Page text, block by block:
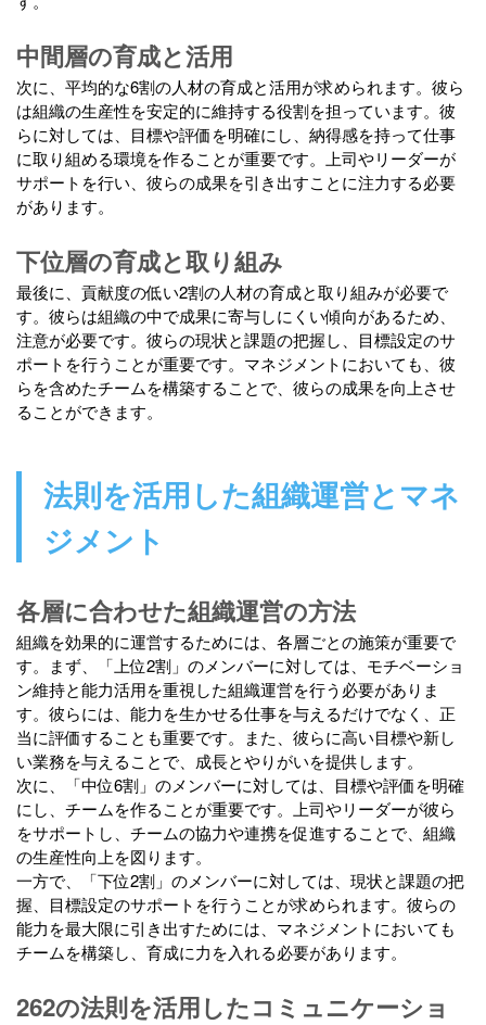
中間層の育成と活用
次に、平均的な6割の人材の育成と活用が求められます。彼ら
は組織の生産性を安定的に維持する役割を担っています。彼
らに対しては、目標や評価を明確にし、納得感を持って仕事
に取り組める環境を作ることが重要です。上司やリーダーが
サポートを行い、彼らの成果を引き出すことに注力する必要
があります。
下位層の育成と取り組み
最後に、貢献度の低い2割の人材の育成と取り組みが必要で
す。彼らは組織の中で成果に寄与しにくい傾向があるため、
注意が必要です。彼らの現状と課題の把握し、目標設定のサ
ポートを行うことが重要です。マネジメントにおいても、彼
らを含めたチームを構築することで、彼らの成果を向上させ
ることができます。
法則を活用した組織運営とマネ
ジメント
各層に合わせた組織運営の方法
組織を効果的に運営するためには、各層ごとの施策が重要で
す。まず、「上位2割」のメンバーに対しては、モチベーショ
ン維持と能力活用を重視した組織運営を行う必要がありま
す。彼らには、能力を生かせる仕事を与えるだけでなく、正
当に評価することも重要です。また、彼らに高い目標や新し
い業務を与えることで、成長とやりがいを提供します。
次に、「中位6割」のメンバーに対しては、目標や評価を明確
にし、チームを作ることが重要です。上司やリーダーが彼ら
をサポートし、チームの協力や連携を促進することで、組織
の生産性向上を図ります。
一方で、「下位2割」のメンバーに対しては、現状と課題の把
握、目標設定のサポートを行うことが求められます。彼らの
能力を最大限に引き出すためには、マネジメントにおいても
チームを構築し、育成に力を入れる必要があります。
262の法則を活用したコミュニケーショ